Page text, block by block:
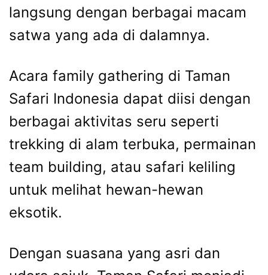
langsung dengan berbagai macam
satwa yang ada di dalamnya.
Acara family gathering di Taman
Safari Indonesia dapat diisi dengan
berbagai aktivitas seru seperti
trekking di alam terbuka, permainan
team building, atau safari keliling
untuk melihat hewan-hewan
eksotik.
Dengan suasana yang asri dan